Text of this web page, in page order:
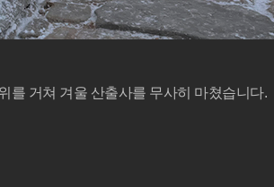
를 거쳐 겨울 산출사를 무사히 마쳤습니다.